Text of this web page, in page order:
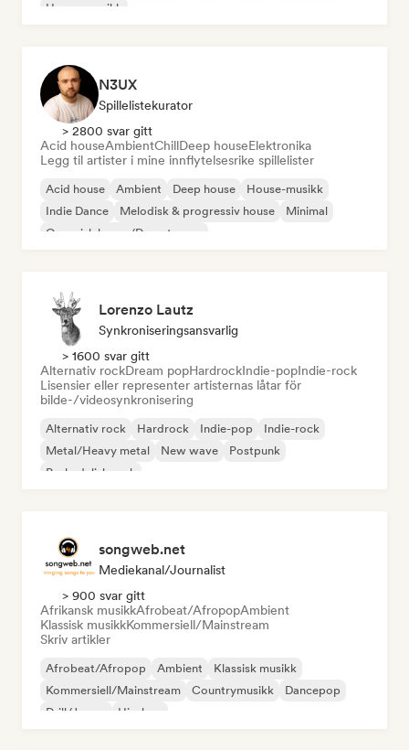
House-musikk
N3UX
Spillelistekurator
> 2800 svar gitt
Acid houseAmbientChillDeep houseElektronika
Legg til artister i mine innflytelsesrike spillelister
Acid house Ambient Deep house
House-musikk
Indie Dance
Melodisk & progressiv house
Minimal
Organisk house/Downtempo
Lorenzo Lautz
Synkroniseringsansvarlig
> 1600 svar gitt
Alternativ rockDream popHardrockIndie-popIndie-rock
Lisensier eller representer artisternas låtar för
bilde-/videosynkronisering
Alternativ rock Hardrock Indie-pop
Indie-rock
Metal/Heavy metal
New wave
Postpunk
Psykedelisk rock
songweb.net
Mediekanal/journalist
> 900 svar gitt
Afrikansk musikkAfrobeat/AfropopAmbient
Klassisk musikkKommersiell/Mainstream
Skriv artikler
Afrobeat/Afropop Ambient
Klassisk musikk
Kommersiell/Mainstream
Countrymusikk
Dancepop
Drill/Jersey
Hip-hop